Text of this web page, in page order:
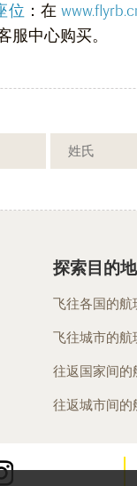
位：在
中心购买。
探索目的地
飞往各国的航
飞往城市的航
往返国家间的
往返城市间的